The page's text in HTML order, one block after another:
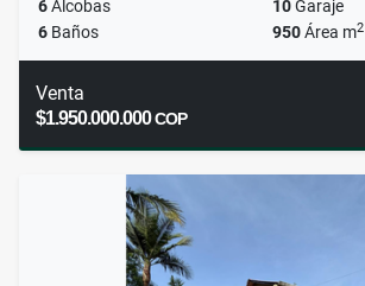
6Alcobas 10Garaje
6 Baños 950Área m2
Venta
$1.950.000.000COP